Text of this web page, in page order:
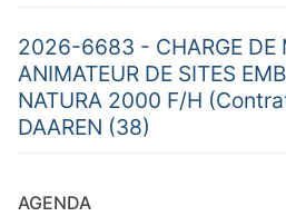
2026-6683 - CHARGE DE
ANIMATEUR DE SITES
NATURA 2000 F/H
DAAREN (38)
AGENDA